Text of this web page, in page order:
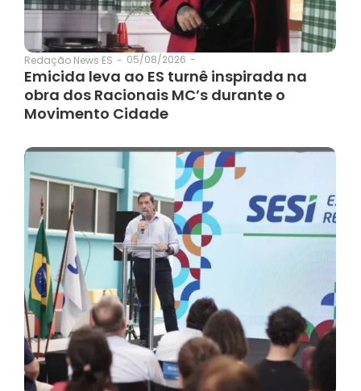
Redação News ES - 05/08/2026 -
Emicida leva ao ES turnê inspirada na
obra dos Racionais MC’s durante o
Movimento Cidade